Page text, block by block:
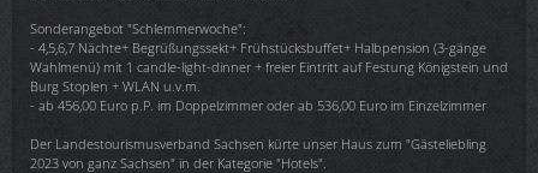
Sonderangebot "Schlemmerwoche":
- 4,5,6,7 Nächte+ Begrüßungssekt+ Frühstücksbuffet+ Halbpension (3-gänge
Wahlmenü) mit 1 candle-light-dinner + freier Eintritt auf Festung Königstein und
Burg Stoplen + WLAN u.v.m.
- ab 456,00 Euro p.P. im Doppelzimmer oder ab 536,00 Euro im Einzelzimmer
Der Landestourismusverband Sachsen kürte unser Haus zum "Gästeliebling
2023 von ganz Sachsen" in der Kategorie "Hotels".